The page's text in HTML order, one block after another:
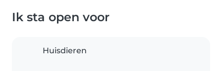
Ik sta open voor
Huisdieren